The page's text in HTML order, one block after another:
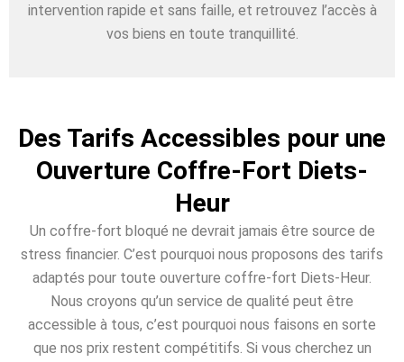
intervention rapide et sans faille, et retrouvez l’accès à
vos biens en toute tranquillité.
Des Tarifs Accessibles pour une
Ouverture Coffre-Fort Diets-
Heur
Un coffre-fort bloqué ne devrait jamais être source de
stress financier. C’est pourquoi nous proposons des tarifs
adaptés pour toute ouverture coffre-fort Diets-Heur.
Nous croyons qu’un service de qualité peut être
accessible à tous, c’est pourquoi nous faisons en sorte
que nos prix restent compétitifs. Si vous cherchez un